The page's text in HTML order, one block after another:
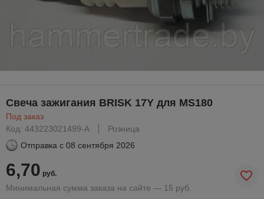
Свеча зажигания BRISK 17Y для MS180
Под заказ
Код: 443223021499-A
Розница
Отправка с 08 сентября 2026
6,70 руб.
Минимальная сумма заказа на сайте — 15 руб.